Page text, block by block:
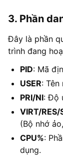
3. Phần
Đây là phần
trình đang
PID: Mã
USER:
PRI/NI: Độ
VIRT/RES/
(Bộ nhớ
CPU%:
dụng.